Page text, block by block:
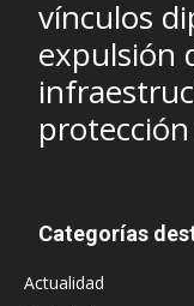
vínculos
expulsión
Categorías
Actualidad